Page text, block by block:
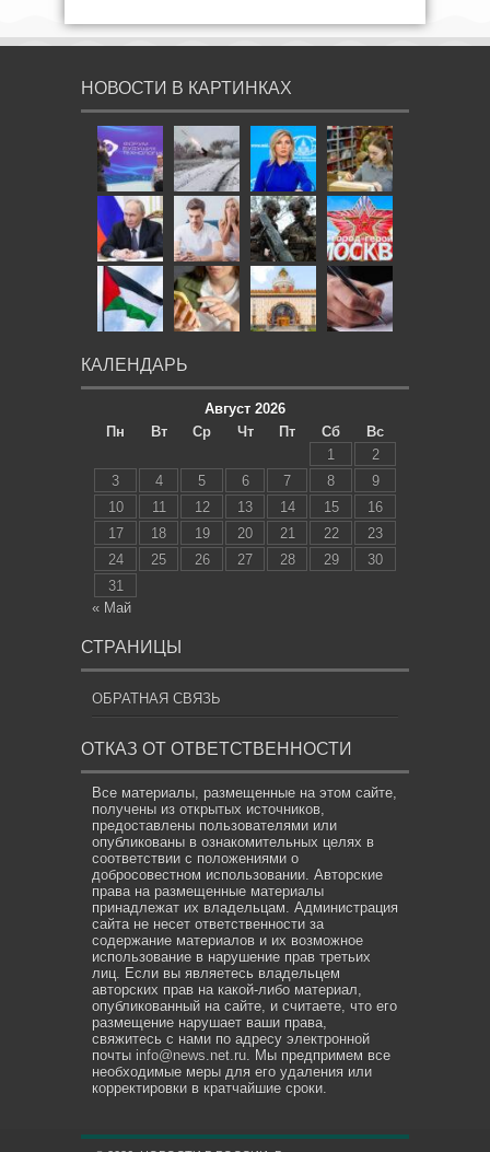
НОВОСТИ В КАРТИНКАХ
КАЛЕНДАРЬ
Август 2026
Пн
Вт Ср Чт Пт Сб
Вс
1
2
3
4 5 6 7 8
9
10
11 12 13 14 15
16
17
18 19 20 21 22
23
24
25 26 27 28 29
30
31
« Май
СТРАНИЦЫ
ОБРАТНАЯ СВЯЗЬ
ОТКАЗ ОТ ОТВЕТСТВЕННОСТИ
Все материалы, размещенные на этом сайте,
получены из открытых источников,
предоставлены пользователями или
опубликованы в ознакомительных целях в
соответствии с положениями о
добросовестном использовании. Авторские
права на размещенные материалы
принадлежат их владельцам. Администрация
сайта не несет ответственности за
содержание материалов и их возможное
использование в нарушение прав третьих
лиц. Если вы являетесь владельцем
авторских прав на какой-либо материал,
опубликованный на сайте, и считаете, что его
размещение нарушает ваши права,
свяжитесь с нами по адресу электронной
почты info@news.net.ru . Мы предпримем все
необходимые меры для его удаления или
корректировки в кратчайшие сроки.